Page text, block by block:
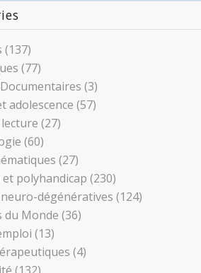
(137)
(77)
(3)
adolescence (57)
lecture (27)
(60)
(27)
et polyhandicap (230)
dégénératives (124)
du Monde (36)
(13)
(4)